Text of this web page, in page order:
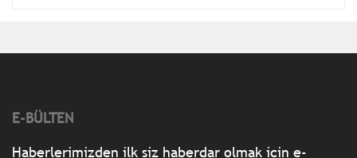
E-BÜLTEN
Haberlerimizden ilk siz haberdar olmak için e-